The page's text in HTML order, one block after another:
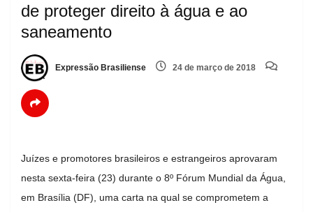
de proteger direito à água e ao
saneamento
Expressão Brasiliense 24 de março de 2018
Juízes e promotores brasileiros e estrangeiros aprovaram
nesta sexta-feira (23) durante o 8º Fórum Mundial da Água,
em Brasília (DF), uma carta na qual se comprometem a